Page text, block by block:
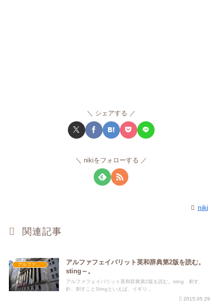
シェアする
nikiをフォローする
niki
関連記事
アルファフェイバリット英和辞典第2版
アルファフェイバリット英和辞典第2版を読む。
sting～。
アルファフェイバリット英和辞典第2版を読む。sting 刺す、
針、刺すことStingといえば、イギリ...
2015.05.29